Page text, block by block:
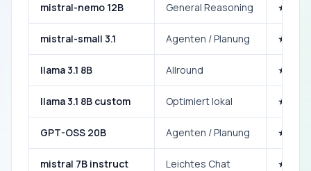
mistral-nemo 12B General Reasoning
mistral-small 3.1 Agenten / Planung
llama 3.1 8B Allround
llama 3.1 8B custom Optimiert lokal
GPT-OSS 20B Agenten / Planung
mistral 7B instruct Leichtes Chat